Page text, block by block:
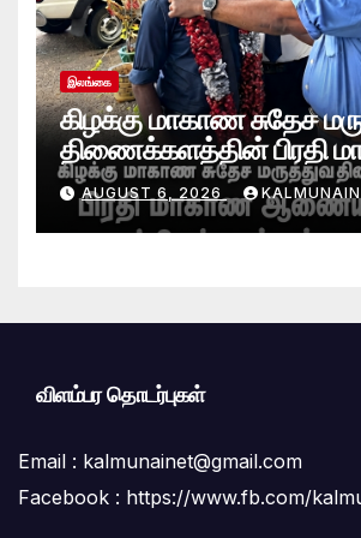
இலங்கை
கிழக்கு மாகாண சுதேச
திணைக்களத்தின் பிரதி
ஆணையாளராக
அனஸ்டீன் கடமையேற்பு!
AUGUST 6, 2026
விளம்பர தொடர்புகள்
Email : kalmunainet@gmail.com
Facebook : https://www.fb.com/